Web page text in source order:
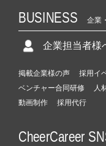
BUSINESS 企業
企業担当者様
掲載企業様の声 採用イ
ベンチャー合同研修
人
動画制作
採用代行
CheerCareer